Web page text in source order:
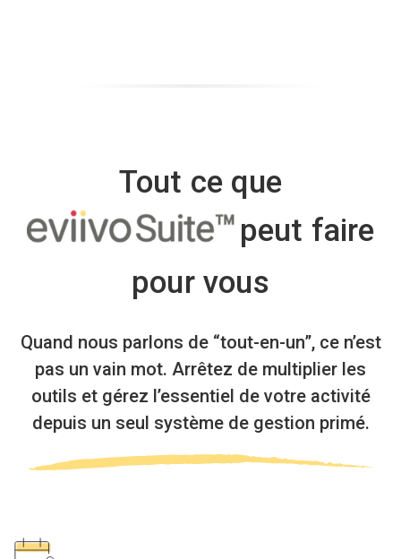
Tout ce que
peut faire
pour vous
Quand nous parlons de “tout-en-un”, ce n’est
pas un vain mot. Arrêtez de multiplier les
outils et gérez l’essentiel de votre activité
depuis un seul système de gestion primé.